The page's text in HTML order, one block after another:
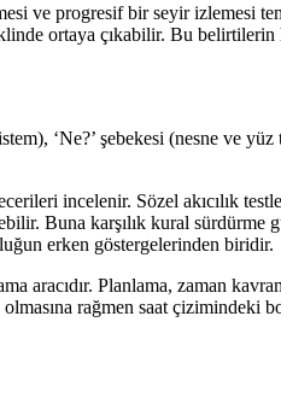
ve progresif bir seyir izlemesi
ortaya çıkabilir. Bu belirtilerin
‘Ne?’ şebekesi (nesne ve yüz
incelenir. Sözel akıcılık
Buna karşılık kural
erken göstergelerinden biridir.
aracıdır. Planlama, zaman
rağmen saat çizimindeki